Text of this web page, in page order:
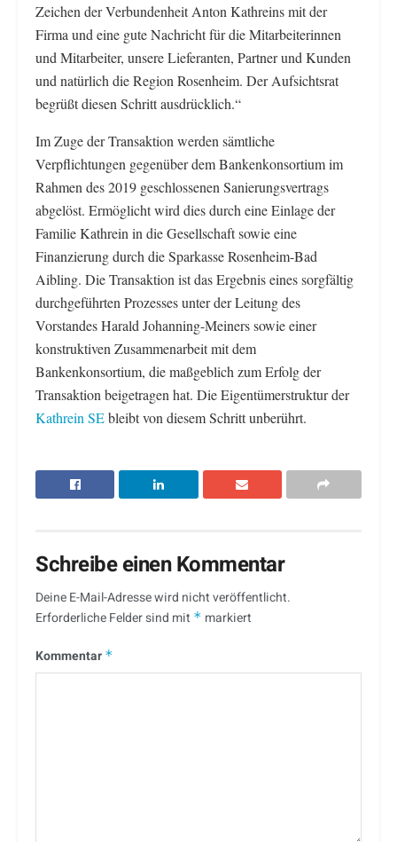
Zeichen der Verbundenheit Anton Kathreins mit der
Firma und eine gute Nachricht für die Mitarbeiterinnen
und Mitarbeiter, unsere Lieferanten, Partner und Kunden
und natürlich die Region Rosenheim. Der Aufsichtsrat
begrüßt diesen Schritt ausdrücklich.“
Im Zuge der Transaktion werden sämtliche
Verpflichtungen gegenüber dem Bankenkonsortium im
Rahmen des 2019 geschlossenen Sanierungsvertrags
abgelöst. Ermöglicht wird dies durch eine Einlage der
Familie Kathrein in die Gesellschaft sowie eine
Finanzierung durch die Sparkasse Rosenheim-Bad
Aibling. Die Transaktion ist das Ergebnis eines sorgfältig
durchgeführten Prozesses unter der Leitung des
Vorstandes Harald Johanning-Meiners sowie einer
konstruktiven Zusammenarbeit mit dem
Bankenkonsortium, die maßgeblich zum Erfolg der
Transaktion beigetragen hat. Die Eigentümerstruktur der
Kathrein SEbleibt von diesem Schritt unberührt.
Schreibe einen Kommentar
Deine E-Mail-Adresse wird nicht veröffentlicht.
Erforderliche Felder sind mit * markiert
Kommentar *